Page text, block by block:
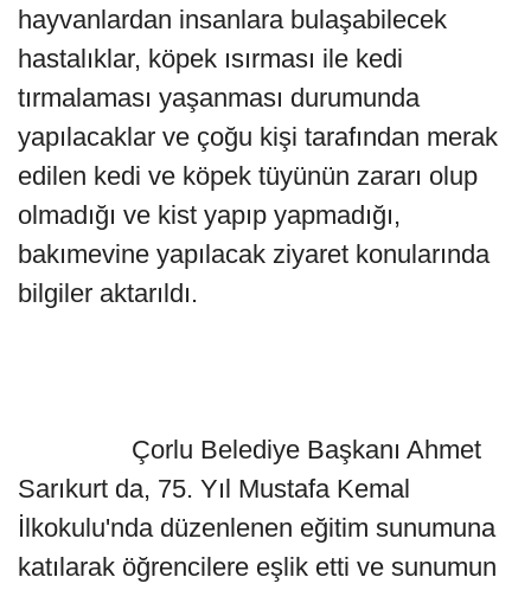
hayvanlardan insanlara bulaşabilecek
hastalıklar, köpek ısırması ile kedi
tırmalaması yaşanması durumunda
yapılacaklar ve çoğu kişi tarafından merak
edilen kedi ve köpek tüyünün zararı olup
olmadığı ve kist yapıp yapmadığı,
bakımevine yapılacak ziyaret konularında
bilgiler aktarıldı.
Çorlu Belediye Başkanı Ahmet
Sarıkurt da, 75. Yıl Mustafa Kemal
İlkokulu'nda düzenlenen eğitim sunumuna
katılarak öğrencilere eşlik etti ve sunumun